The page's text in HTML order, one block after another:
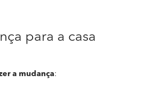
para a casa
a mudança: